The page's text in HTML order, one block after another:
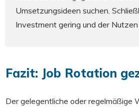
Umsetzungsideen suchen.
Investment gering und der
Fazit: Job Rotation
Der gelegentliche oder regelmäßige